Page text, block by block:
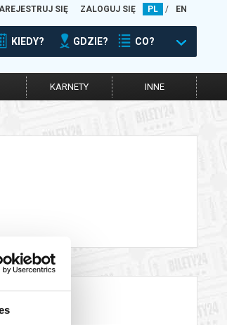
SIĘ ZALOGUJ SIĘ PL / EN
KIEDY? GDZIE? CO?
KARNETY INNE